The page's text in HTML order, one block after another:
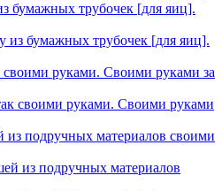
бумажных трубочек [для яиц].
своими руками. Своими руками за
подручных материалов своими